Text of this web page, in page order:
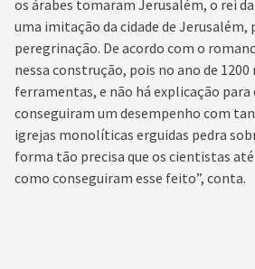
os árabes tomaram Jerusalém, o rei
uma imitação da cidade de Jerusalém,
peregrinação. De acordo com o
nessa construção, pois no ano de 1200
ferramentas, e não há explicação
conseguiram um desempenho com
igrejas monolíticas erguidas pedra
forma tão precisa que os cientistas
como conseguiram esse feito”, conta.